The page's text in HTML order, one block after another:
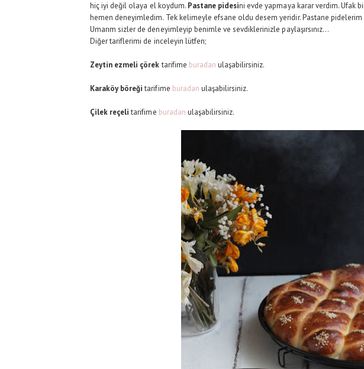
hiç iyi değil olaya el koydum. Pastane pidesini evde yapmaya karar verdim. Ufak
hemen deneyimledim. Tek kelimeyle efsane oldu desem yeridir. Pastane
Umarım sizler de deneyimleyip benimle ve sevdiklerinizle paylaşırsınız...
Diğer tariflerimi de inceleyin lütfen;
Zeytin ezmeli çörektarifime buradan ulaşabilirsiniz.
Karaköy böreğitarifime buradan ulaşabilirsiniz.
Çilek reçelitarifime buradan ulaşabilirsiniz.